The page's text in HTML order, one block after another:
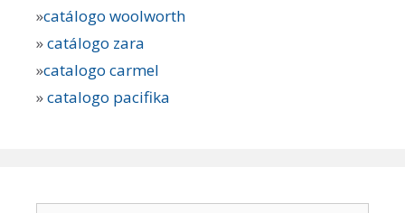
»catálogo woolworth
»catálogo zara
»catalogo carmel
»catalogo pacifika